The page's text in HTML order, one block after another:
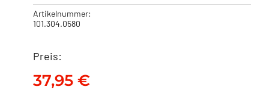
Artikelnummer:
101.304.0580
Preis:
37,95 €